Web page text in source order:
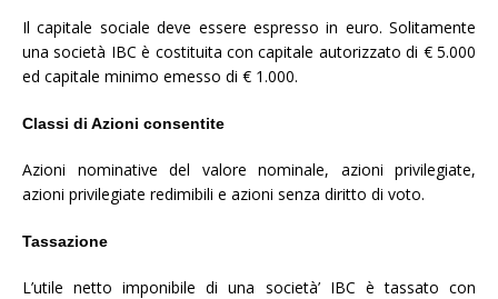
Il capitale sociale deve essere espresso in euro. Solitamente
una società IBC è costituita con capitale autorizzato di € 5.000
ed capitale minimo emesso di € 1.000.
Classi di Azioni consentite
Azioni nominative del valore nominale, azioni privilegiate,
azioni privilegiate redimibili e azioni senza diritto di voto.
Tassazione
L’utile netto imponibile di una società’ IBC è tassato con